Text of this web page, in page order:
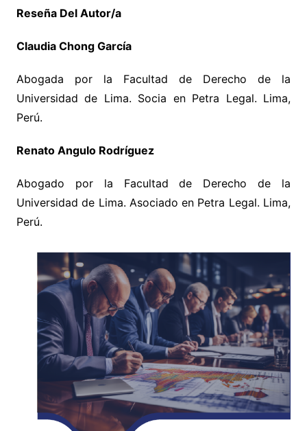
Reseña Del Autor/a
Claudia Chong García
Abogada por la Facultad de Derecho de la
Universidad de Lima. Socia en Petra Legal. Lima,
Perú.
Renato Angulo Rodríguez
Abogado por la Facultad de Derecho de la
Universidad de Lima. Asociado en Petra Legal. Lima,
Perú.